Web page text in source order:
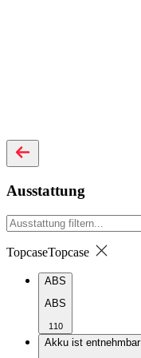
Ausstattung
TopcaseTopcase
ABS
ABS
110
Akku ist entnehmbar